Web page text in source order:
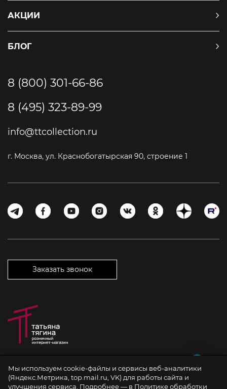
Мы используем cookie-файлы и сервисы веб-аналитики
(Яндекс.Метрика, top.mail.ru, VK) для работы сайта и
улучшения сервиса. Подробнее — в Политике обработки
АКЦИИ
БЛОГ
8 (800) 301-66-86
8 (495) 323-89-99
info@ttcollection.ru
г. Москва, ул. Краснобогатырская 90, строение 1
Заказать звонок
©2026 Татьяна Тягина. Все права защищены. Копирование материалов
разрешается только с указанием ссылки на источник.
Вся информация на сайте представлена для ознакомления и не